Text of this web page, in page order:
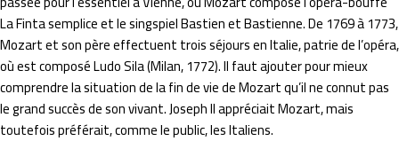
La Finta semplice et le singspiel Bastien et Bastienne. De 1769 à 1773,
Mozart et son père effectuent trois séjours en Italie, patrie de l’opéra,
où est composé Ludo Sila (Milan, 1772). Il faut ajouter pour mieux
comprendre la situation de la fin de vie de Mozart qu’il ne connut pas
le grand succès de son vivant. Joseph II appréciait Mozart, mais
toutefois préférait, comme le public, les Italiens.